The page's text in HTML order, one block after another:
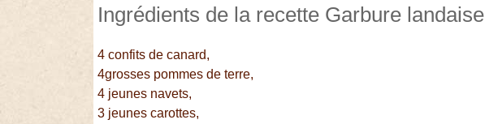
Ingrédients de la recette Garbure landaise
4 confits de canard,
4grosses pommes de terre,
4 jeunes navets,
3 jeunes carottes,